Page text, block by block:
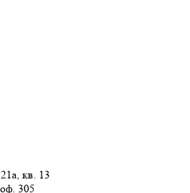
кв. 13
305